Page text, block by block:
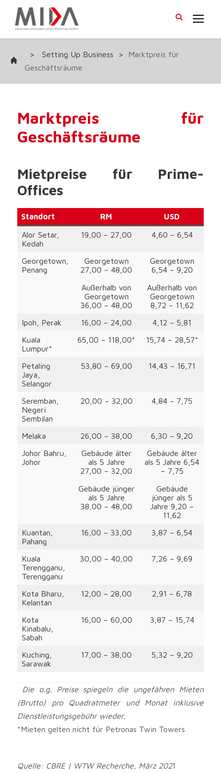
> Setting Up Business >
Marktpreis für
Geschäftsräume
Marktpreis für
Geschäftsräume
Mietpreise für Prime-
Offices
Standort RM USD
Alor Setar,
Kedah
19,00 – 27,00 4,60 – 6,54
Georgetown,
Penang
Georgetown
27,00 – 48,00
Außerhalb von
Georgetown
36,00 – 48,00
Georgetown
6,54 – 9,20
Außerhalb von
Georgetown
8,72 – 11,62
Ipoh, Perak
16,00 – 24,00
4,12 – 5,81
Kuala
Lumpur*
65,00 – 118,00* 15,74 – 28,57*
Petaling
Jaya,
Selangor
53,80 – 69,00 14,43 – 16,71
Seremban,
Negeri
Sembilan
20,00 – 32,00 4,84 – 7,75
Melaka 26,00 – 38,00
6,30 – 9,20
Johor Bahru,
Johor
Gebäude älter
als 5 Jahre
27,00 – 32,00
Gebäude jünger
als 5 Jahre
38,00 – 48,00
Gebäude älter
als 5 Jahre 6,54
– 7,75
Gebäude
jünger als 5
Jahre 9,20 –
11,62
Kuantan,
Pahang
16,00 – 33,00 3,87 – 6,54
Kuala
Terengganu,
Terengganu
30,00 – 40,00 7,26 – 9,69
Kota Bharu,
Kelantan
12,00 – 28,00 2,91 – 6,78
Kota
Kinabalu,
Sabah
16,00 – 60,00 3,87 – 15,74
Kuching,
Sarawak
17,00 – 38,00 5,32 – 9,20
Die o.g. Preise spiegeln die ungefähren Mieten
(Brutto) pro Quadratmeter und Monat inklusive
Dienstleistungsgebühr wieder.
*Mieten gelten nicht für Petronas Twin Towers
Quelle: CBRE | WTW Recherche, März 2021